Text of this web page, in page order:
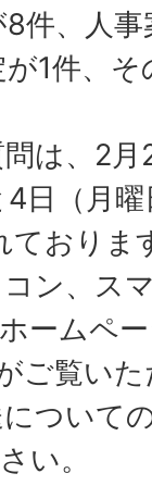
件、人
1件、
は、2
日（月
ておりま
ン、ス
ームペ
ご覧い
ついて
い。